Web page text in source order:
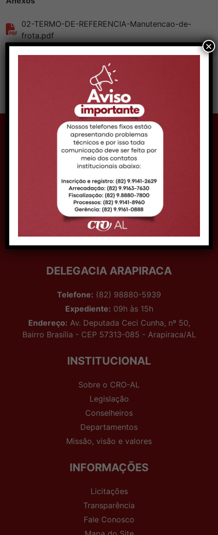
02-TERMO-DE-REFERENCIA-Manutencao-de-
frota.pdf
VOLTAR
CONTATO MACEIÓ
Telefone:Telefone: (82) 99161-0888
Expediente:08h às 14h
Email:
comunicacao@croal.org.br
Endereço:Rua Coronel Francisco Silva, 290,
Bairro Pitanguinha – CEP 57052-190 –
Maceió/AL
DELEGACIA ARAPIRACA
Telefone: (82) 98880-5939
Expediente: 09h às 15h
Endereço: Av. Deputada Ceci Cunha, nº 50,
Bairro Brasília - CEP 57313-085 - Arapiraca/AL
INSTITUCIONAL
Sobre o CRO-AL
Legislação
Conselheiros
Departamentos
Missão, visão e valores
INFORMAÇÕES
Licitações
Transparência
Fale Conosco
×